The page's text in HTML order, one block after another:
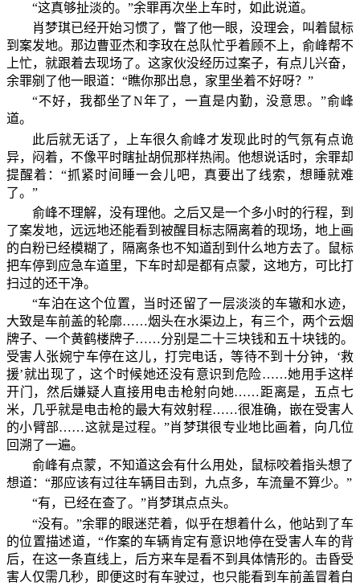
“这真够扯淡的。”余罪再次坐上车时，如此说道。
肖梦琪已经开始习惯了，瞥了他一眼，没理会，叫着鼠标
到案发地。那边曹亚杰和李玫在总队忙乎着顾不上，俞峰帮不
上忙，就跟着去现场了。这家伙没经历过案子，有点儿兴奋，
余罪剜了他一眼道：“瞧你那出息，家里坐着不好呀？”
“不好，我都坐了N年了，一直是内勤，没意思。”俞峰
道。
此后就无话了，上车很久俞峰才发现此时的气氛有点诡
异，闷着，不像平时瞎扯胡侃那样热闹。他想说话时，余罪却
提醒着：“抓紧时间睡一会儿吧，真要出了线索，想睡就难
了。”
俞峰不理解，没有理他。之后又是一个多小时的行程，到
了案发地，远远地还能看到被醒目标志隔离着的现场，地上画
的白粉已经模糊了，隔离条也不知道刮到什么地方去了。鼠标
把车停到应急车道里，下车时却是都有点蒙，这地方，可比打
扫过的还干净。
“车泊在这个位置，当时还留了一层淡淡的车辙和水迹，
大致是车前盖的轮廓……烟头在水渠边上，有三个，两个云烟
牌子、一个黄鹤楼牌子……分别是二十三块钱和五十块钱的。
受害人张婉宁车停在这儿，打完电话，等待不到十分钟，‘救
援’就出现了，这个时候她还没有意识到危险……她用手这样
开门，然后嫌疑人直接用电击枪射向她……距离是，五点七
米，几乎就是电击枪的最大有效射程……很准确，嵌在受害人
的小臂部……这就是过程。”肖梦琪很专业地比画着，向几位
回溯了一遍。
俞峰有点蒙，不知道这会有什么用处，鼠标咬着指头想了
想道：“那应该有过往车辆目击到，九点多，车流量不算少。”
“有，已经在查了。”肖梦琪点点头。
“没有。”余罪的眼迷茫着，似乎在想着什么，他站到了车
的位置描述道，“作案的车辆肯定有意识地停在受害人车的背
后，在这一条直线上，后方来车是看不到具体情形的。击昏受
害人仅需几秒，即便这时有车驶过，也只能看到车前盖冒着白